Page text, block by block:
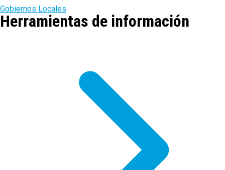
Gobiernos Locales
Herramientas de información